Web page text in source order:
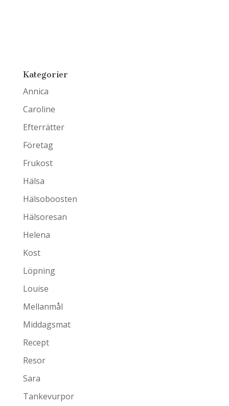
Kategorier
Annica
Caroline
Efterrätter
Företag
Frukost
Hälsa
Hälsoboosten
Hälsoresan
Helena
Kost
Löpning
Louise
Mellanmål
Middagsmat
Recept
Resor
Sara
Tankevurpor